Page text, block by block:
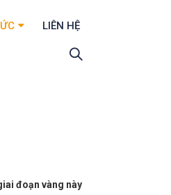
LIÊN HỆ
đoạn vàng này